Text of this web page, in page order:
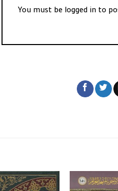
You must be logged in to